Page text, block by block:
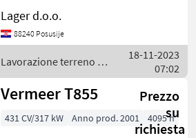
adjustable shower air
cleaner channel an
additional lane for loading
with the possibility of loa
Lager d.o.o.
88240 Posusije
Lavorazione terreno /
Vermeer
18-11-2023
07:02
Vermeer T855
Prezzo
su
richiesta
431 CV/317 kW Anno prod. 2001 4095 h